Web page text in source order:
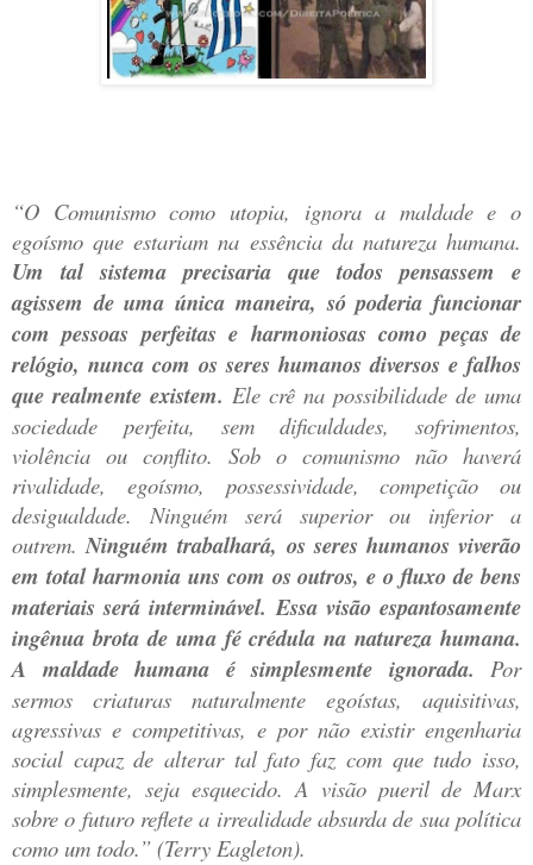
“O Comunismo como utopia, ignora a maldade e o
egoísmo que estariam na essência da natureza humana.
Um tal sistema precisaria que todos pensassem e
agissem de uma única maneira, só poderia funcionar
com pessoas perfeitas e harmoniosas como peças de
relógio, nunca com os seres humanos diversos e falhos
que realmente existem. Ele crê na possibilidade de uma
sociedade perfeita, sem dificuldades, sofrimentos,
violência ou conflito. Sob o comunismo não haverá
rivalidade, egoísmo, possessividade, competição ou
desigualdade. Ninguém será superior ou inferior a
outrem.Ninguém trabalhará, os seres humanos viverão
em total harmonia uns com os outros, e o fluxo de bens
materiais será interminável. Essa visão espantosamente
ingênua brota de uma fé crédula na natureza humana.
A maldade humana é simplesmente ignorada. Por
sermos criaturas naturalmente egoístas, aquisitivas,
agressivas e competitivas, e por não existir engenharia
social capaz de alterar tal fato faz com que tudo isso,
simplesmente, seja esquecido. A visão pueril de Marx
sobre o futuro reflete a irrealidade absurda de sua política
como um todo.” (Terry Eagleton).